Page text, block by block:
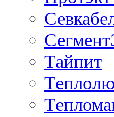
Тайпит